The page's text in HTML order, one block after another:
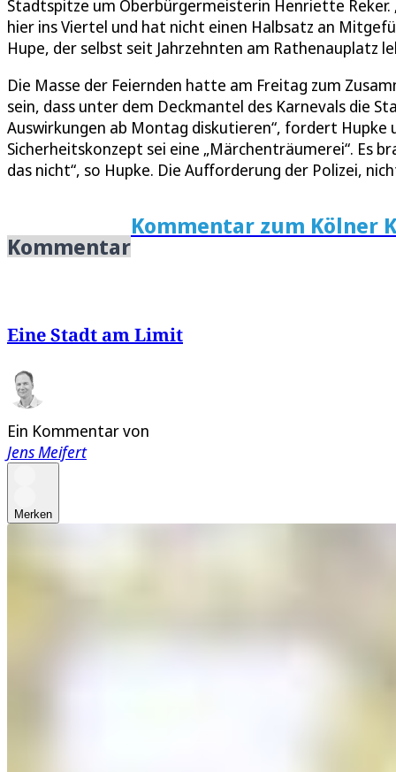
Stadtspitze um Oberbürgermeisterin Henriette
hier ins Viertel und hat nicht einen Halbsatz an
Hupe, der selbst seit Jahrzehnten am Rathenauplatz
Die Masse der Feiernden hatte am Freitag zum
sein, dass unter dem Deckmantel des Karnevals die
Auswirkungen ab Montag diskutieren“, fordert Hupke
Sicherheitskonzept sei eine „Märchenträumerei“. Es
das nicht“, so Hupke. Die Aufforderung der Polizei,
Kommentar
Kommentar zum Kölner
Eine Stadt am Limit
Ein Kommentar von
Jens Meifert
Merken